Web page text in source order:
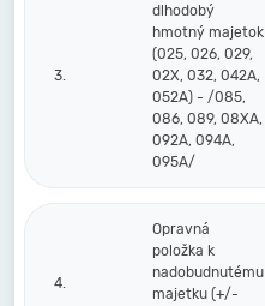
3.
dlhodobý
hmotný majetok
(025, 026, 029,
02X, 032, 042A,
052A) - /085,
086, 089, 08XA,
092A, 094A,
095A/
4.
Opravná
položka k
nadobudnutému
majetku (+/-